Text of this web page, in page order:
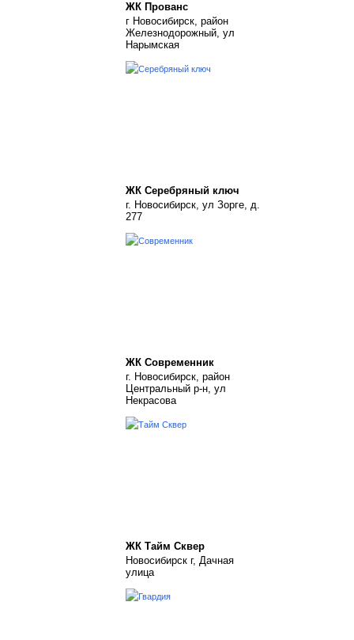
ЖК Прованс
г Новосибирск, район
Железнодорожный, ул
Нарымская
ЖК Серебряный ключ
г. Новосибирск, ул Зорге, д.
277
ЖК Современник
г. Новосибирск, район
Центральный р-н, ул
Некрасова
ЖК Тайм Сквер
Новосибирск г, Дачная
улица